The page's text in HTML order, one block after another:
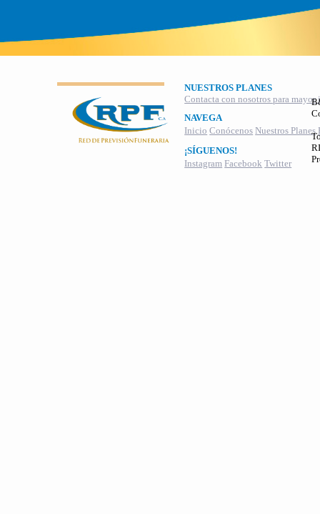
NUESTROS PLANES
Contacta con nosotros para
NAVEGA
Inicio Conócenos Nuestros Planes
¡SÍGUENOS!
Instagram Facebook Twitter